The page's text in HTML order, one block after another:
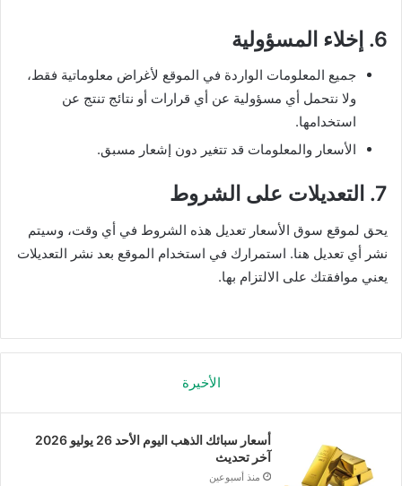
6. إخلاء المسؤولية
جميع المعلومات الواردة في الموقع لأغراض معلوماتية فقط،
ولا نتحمل أي مسؤولية عن أي قرارات أو نتائج تنتج عن
استخدامها.
الأسعار والمعلومات قد تتغير دون إشعار مسبق.
7. التعديلات على الشروط
يحق لموقع سوق الأسعار تعديل هذه الشروط في أي وقت، وسيتم
نشر أي تعديل هنا. استمرارك في استخدام الموقع بعد نشر التعديلات
يعني موافقتك على الالتزام بها.
الأخيرة
أسعار سبائك الذهب اليوم الأحد 26 يوليو 2026
آخر تحديث
منذ أسبوعين